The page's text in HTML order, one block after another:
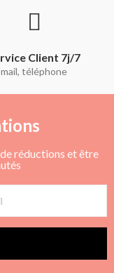
Client 7j/7
mail, téléphone
réductions et être